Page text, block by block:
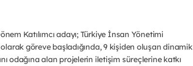
Katılımcı adayı; Türkiye İnsan Yönetimi
göreve başladığında, 9 kişiden oluşan dinamik
odağına alan projelerin iletişim süreçlerine katkı